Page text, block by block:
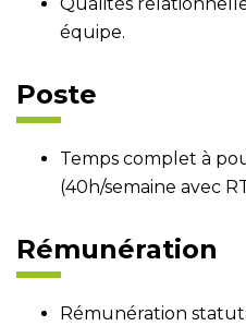
équipe.
Poste
Temps complet à
(40h/semaine avec
Rémunération
Rémunération